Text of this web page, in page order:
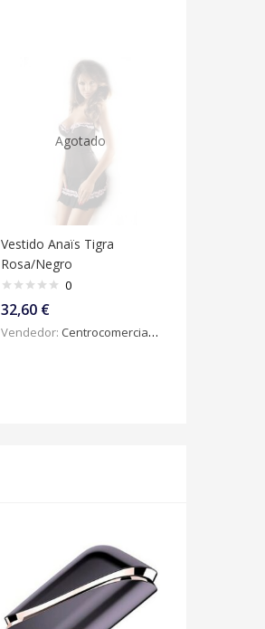
Agotado
Vestido Anaïs Tigra
Rosa/Negro
0
32,60 €
Vendedor: Centrocomercialdigital